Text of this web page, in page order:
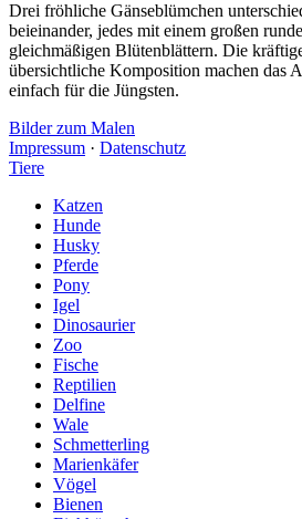
Drei fröhliche Gänseblümchen
beieinander, jedes mit einem großen
gleichmäßigen Blütenblättern. Die
übersichtliche Komposition machen das
einfach für die Jüngsten.
Bilder zum Malen
Impressum · Datenschutz
Tiere
Katzen
Hunde
Husky
Pferde
Pony
Igel
Dinosaurier
Zoo
Fische
Reptilien
Delfine
Wale
Schmetterling
Marienkäfer
Vögel
Bienen